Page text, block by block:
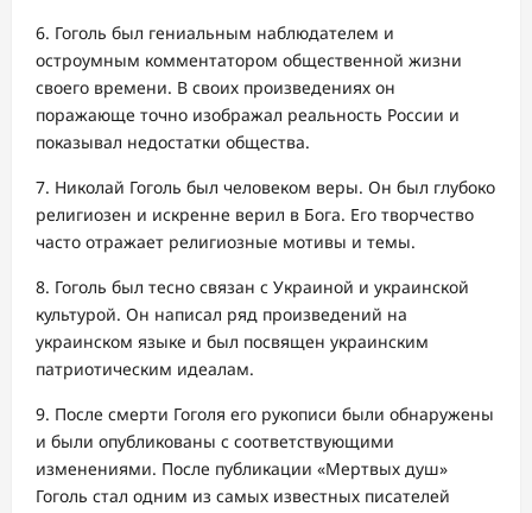
6. Гоголь был гениальным наблюдателем и
остроумным комментатором общественной жизни
своего времени. В своих произведениях он
поражающе точно изображал реальность России и
показывал недостатки общества.
7. Николай Гоголь был человеком веры. Он был глубоко
религиозен и искренне верил в Бога. Его творчество
часто отражает религиозные мотивы и темы.
8. Гоголь был тесно связан с Украиной и украинской
культурой. Он написал ряд произведений на
украинском языке и был посвящен украинским
патриотическим идеалам.
9. После смерти Гоголя его рукописи были обнаружены
и были опубликованы с соответствующими
изменениями. После публикации «Мертвых душ»
Гоголь стал одним из самых известных писателей